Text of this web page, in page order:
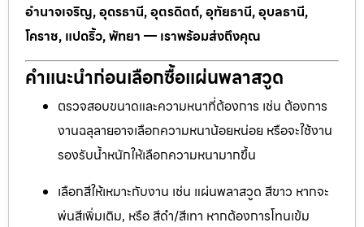
อำนาจเจริญ, อุดรธานี, อุตรดิตถ์, อุทัยธานี, อุบลธานี,
โคราช, แปดริ้ว, พัทยา — เราพร้อมส่งถึงคุณ
คำแนะนำก่อนเลือกซื้อแผ่นพลาสวูด
ตรวจสอบขนาดและความหนาที่ต้องการ เช่น ต้องการ
งานฉลุลายอาจเลือกความหนาน้อยหน่อย หรือจะใช้งาน
รองรับน้ำหนักให้เลือกความหนามากขึ้น
เลือกสีให้เหมาะกับงาน เช่น แผ่นพลาสวูด สีขาว หากจะ
พ่นสีเพิ่มเติม, หรือ สีดำ/สีเทา หากต้องการโทนเข้ม